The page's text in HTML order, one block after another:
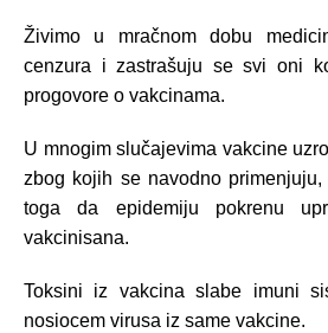
Živimo u mračnom dobu
cenzura i zastrašuju se svi oni
progovore o vakcinama.
U mnogim slučajevima vakcine
zbog kojih se navodno
toga da epidemiju pokrenu
vakcinisana.
Toksini iz vakcina slabe imuni
nosiocem virusa iz same vakcine.